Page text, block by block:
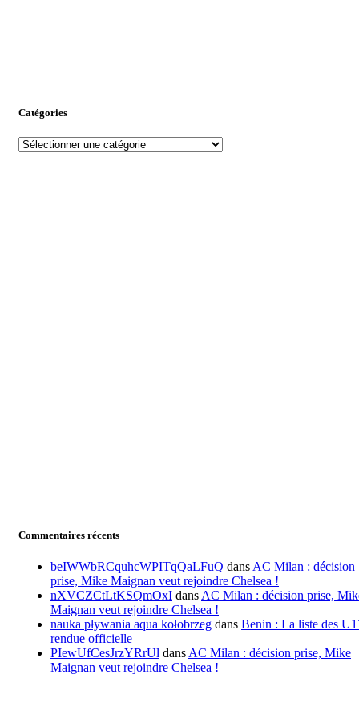
Catégories
Catégories
Commentaires récents
beIWWbRCquhcWPITqQaLFuQ dans AC Milan : décision
prise, Mike Maignan veut rejoindre Chelsea !
nXVCZCtLtKSQmOxI dans AC Milan : décision prise,
Maignan veut rejoindre Chelsea !
nauka pływania aqua kołobrzeg dans Benin : La liste des
rendue officielle
PIewUfCesJrzYRrUl dans AC Milan : décision prise, Mike
Maignan veut rejoindre Chelsea !